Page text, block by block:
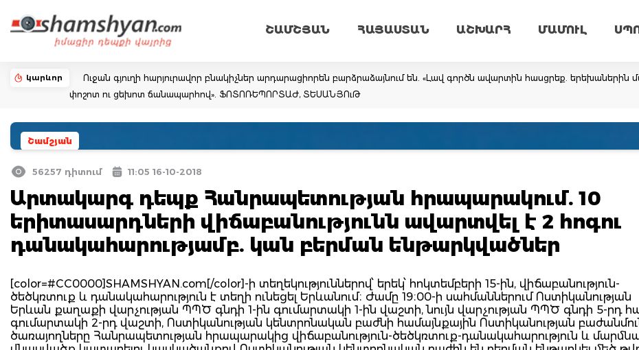
ՇԱՄՇՅԱՆ ՀԱՅԱՍՏԱՆ ԱՇԽԱՐՀ ՄԱՄՈՒԼ
կարևոր
Ուջան գյուղի հարյուրավոր բնակիչներ արդարացիորեն բարձրաձայնում են. «Լավ գործն ավարտին հասցրեք.
փոշոտ ու ցեխոտ ճանապարհով». ՖՈՏՈՌԵՊՈՐՏԱԺ, ՏԵՍԱՆՅՈւԹ
Շամշյան
56257 դիտում 11:05 16-10-2018
Արտակարգ դեպք Հանրապետության հրապարակում. 10
երիտասարդների վիճաբանությունն ավարտվել է 2 հոգու
դանակահարությամբ. կան բերման ենթարկվածներ
[color=#CC0000]SHAMSHYAN.com[/color]-ի տեղեկություններով՝ երեկ՝ հոկտեմբերի 15-ին, վիճաբանություն-
ծեծկռտուք և դանակահարություն է տեղի ունեցել Երևանում։ Ժամը 19։00-ի սահմաններում Ոստիկանության
Երևան քաղաքի վարչության ՊՊԾ գնդի 1-ին գումարտակի 1-ին վաշտի, նույն վարչության ՊՊԾ գնդի 5-րդ
գումարտակի 2-րդ վաշտի, Ոստիկանության կենտրոնական բաժնի համայնքային Ոստիկանության
ծառայողները Հանրապետության հրապարակից վիճաբանություն-ծեծկռտուք-դանակահարություն և